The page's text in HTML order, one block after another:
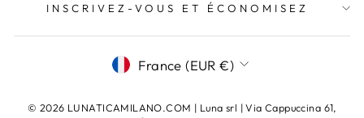
INSCRIVEZ-VOUS ET ÉCONOMISEZ
DEVISE
France (EUR €)
© 2026 LUNATICAMILANO.COM | Luna srl ​​​​| Via Cappuccina 61,